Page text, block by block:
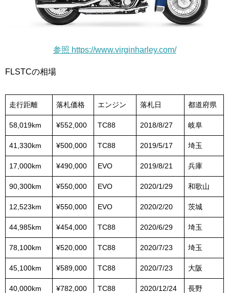
参照 https://www.virginharley.com/
FLSTCの相場
走行距離 落札価格 エンジン 落札日 都道府県
58,019km ¥552,000 TC88 2018/8/27 岐阜
41,330km ¥500,000 TC88 2019/5/17 埼玉
17,000km ¥490,000 EVO 2019/8/21 兵庫
90,300km ¥550,000 EVO 2020/1/29 和歌山
12,523km ¥550,000 EVO 2020/2/20 茨城
44,985km ¥454,000 TC88 2020/6/29 埼玉
78,100km ¥520,000 TC88 2020/7/23 埼玉
45,100km ¥589,000 TC88 2020/7/23 大阪
40,000km ¥782,000 TC88 2020/12/24 長野